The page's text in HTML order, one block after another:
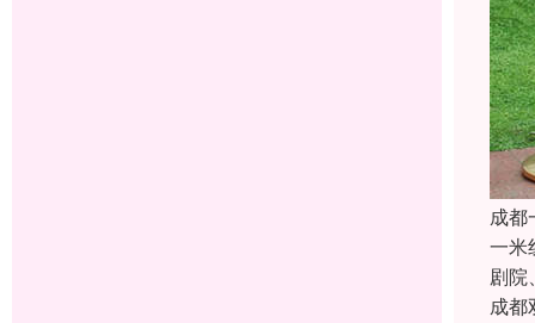
成都
一米
剧院
成都